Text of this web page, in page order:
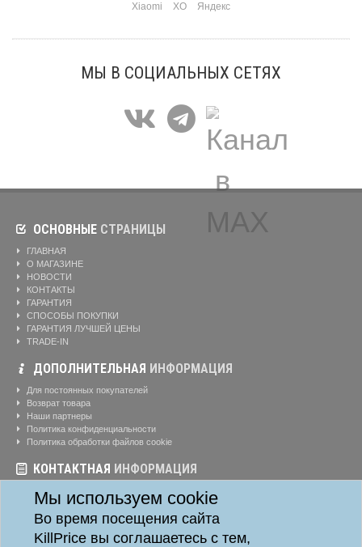
Xiaomi
XO Яндекс
МЫ В СОЦИАЛЬНЫХ СЕТЯХ
Мы используем cookie
Во время посещения сайта
KillPrice вы соглашаетесь с тем,
ОСНОВНЫЕ СТРАНИЦЫ
ГЛАВНАЯ
О МАГАЗИНЕ
НОВОСТИ
КОНТАКТЫ
ГАРАНТИЯ
СПОСОБЫ ПОКУПКИ
ГАРАНТИЯ ЛУЧШЕЙ ЦЕНЫ
TRADE-IN
ДОПОЛНИТЕЛЬНАЯ ИНФОРМАЦИЯ
Для постоянных покупателей
Возврат товара
Наши партнеры
Политика конфиденциальности
Политика обработки файлов cookie
КОНТАКТНАЯ ИНФОРМАЦИЯ
Режим работы магазина:
Ежедневно: 10:00-20:00
Телефоны:
8-904-895-02-20
Адрес: г. Красноярск, ул. Алексеева, д. 24, офис 41